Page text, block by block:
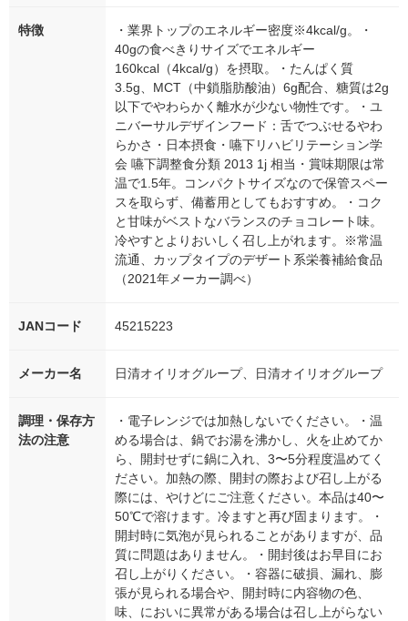
特徴
・業界トップのエネルギー密度※4kcal/g。・
40gの食べきりサイズでエネルギー
160kcal（4kcal/g）を摂取。・たんぱく質
3.5g、MCT（中鎖脂肪酸油）6g配合、糖質は2g
以下でやわらかく離水が少ない物性です。・ユ
ニバーサルデザインフード：舌でつぶせるやわ
らかさ・日本摂食・嚥下リハビリテーション学
会 嚥下調整食分類 2013 1j 相当・賞味期限は常
温で1.5年。コンパクトサイズなので保管スペー
スを取らず、備蓄用としてもおすすめ。・コク
と甘味がベストなバランスのチョコレート味。
冷やすとよりおいしく召し上がれます。※常温
流通、カップタイプのデザート系栄養補給食品
（2021年メーカー調べ）
JANコード 45215223
メーカー名 日清オイリオグループ、日清オイリオグループ
調理・保存方
法の注意
・電子レンジでは加熱しないでください。・温
める場合は、鍋でお湯を沸かし、火を止めてか
ら、開封せずに鍋に入れ、3〜5分程度温めてく
ださい。加熱の際、開封の際および召し上がる
際には、やけどにご注意ください。本品は40〜
50℃で溶けます。冷ますと再び固まります。・
開封時に気泡が見られることがありますが、品
質に問題はありません。・開封後はお早目にお
召し上がりください。・容器に破損、漏れ、膨
張が見られる場合や、開封時に内容物の色、
味、においに異常がある場合は召し上がらない